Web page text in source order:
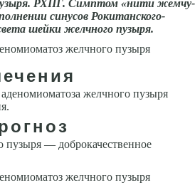
РХПГ. Симптом «нити жемчу­
синусов Рокитанского-
шей­ки желчного пузыря.
желчного пузыря
пузыря — доброкачественное